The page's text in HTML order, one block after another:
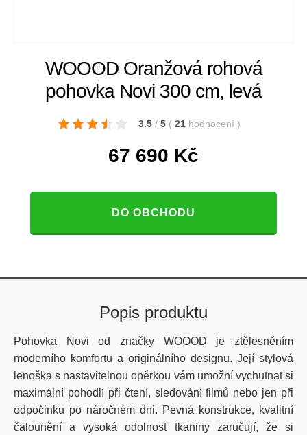
WOOOD Oranžová rohová
pohovka Novi 300 cm, levá
3.5 / 5 ( 21 hodnocení )
67 690 Kč
DO OBCHODU
Popis produktu
Pohovka
Novi od značky WOOOD je ztělesněním
moderního komfortu a originálního designu. Její stylová
lenoška s nastavitelnou opěrkou vám umožní vychutnat si
maximální pohodlí při čtení, sledování filmů nebo jen při
odpočinku po náročném dni. Pevná konstrukce, kvalitní
čalounění a vysoká odolnost tkaniny zaručují, že si